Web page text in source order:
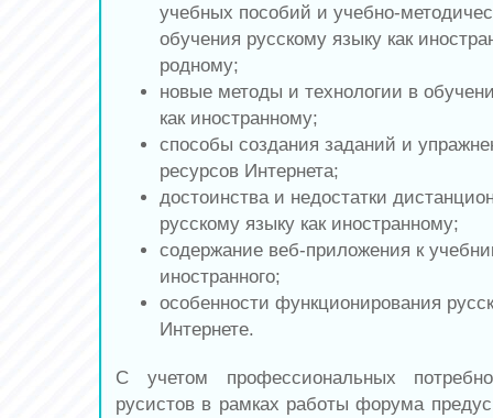
учебных пособий и учебно-
обучения русскому языку как
родному;
новые методы и технологии в
как иностранному;
способы создания заданий и
ресурсов Интернета;
достоинства и недостатки
русскому языку как иностранному;
содержание веб-приложения к
иностранного;
особенности функционирования
Интернете.
С учетом профессиональных
русистов в рамках работы форума